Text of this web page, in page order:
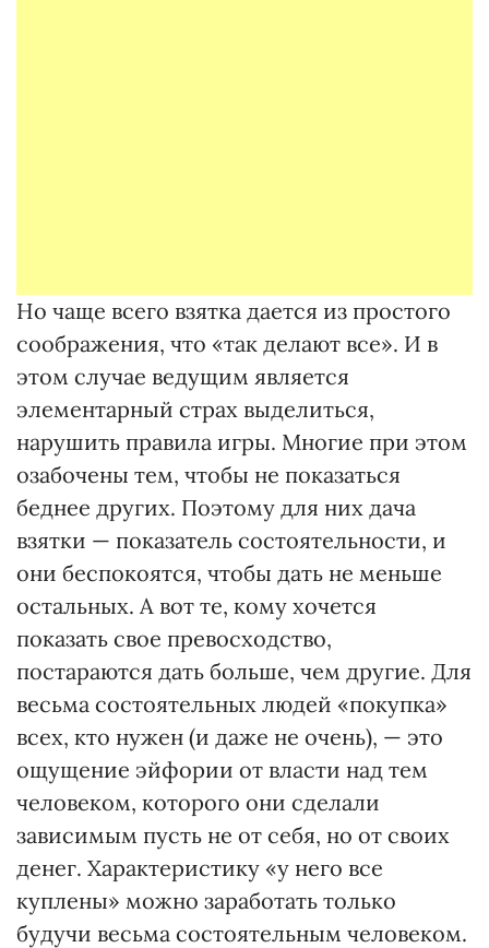
Но чаще всего взятка дается из простого
соображения, что «так делают все». И в
этом случае ведущим является
элементарный страх выделиться,
нарушить правила игры. Многие при этом
озабочены тем, чтобы не показаться
беднее других. Поэтому для них дача
взятки — показатель состоятельности, и
они беспокоятся, чтобы дать не меньше
остальных. А вот те, кому хочется
показать свое превосходство,
постараются дать больше, чем другие. Для
весьма состоятельных людей «покупка»
всех, кто нужен (и даже не очень), — это
ощущение эйфории от власти над тем
человеком, которого они сделали
зависимым пусть не от себя, но от своих
денег. Характеристику «у него все
куплены» можно заработать только
будучи весьма состоятельным человеком.